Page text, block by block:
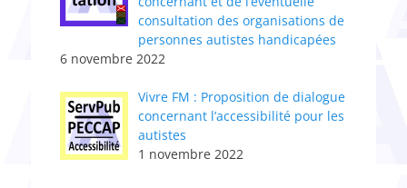
consultation des organisations de
personnes autistes handicapées
6 novembre 2022
Vivre FM : Proposition de dialogue
concernant l’accessibilité pour les
autistes
1 novembre 2022